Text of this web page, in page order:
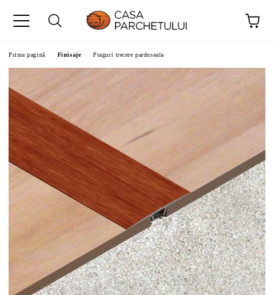
Prima pagină Finisaje Praguri trecere pardoseala